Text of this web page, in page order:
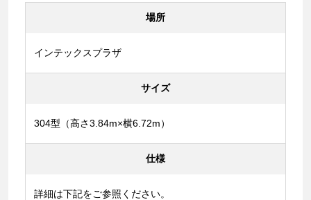
場所
インテックスプラザ
サイズ
304型（高さ3.84m×横6.72m）
仕様
詳細は下記をご参照ください。